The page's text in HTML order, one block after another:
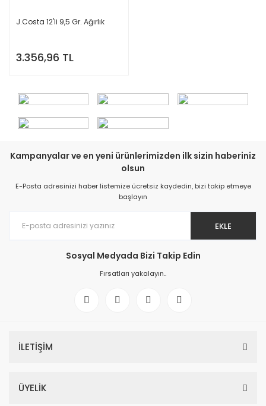
J.Costa 12'li 9,5 Gr. Ağırlık
3.356,96 TL
Kampanyalar ve en yeni ürünlerimizden ilk sizin haberiniz
olsun
E-Posta adresinizi haber listemize ücretsiz kaydedin, bizi takip etmeye
başlayın
EKLE
Sosyal Medyada Bizi Takip Edin
Fırsatları yakalayın..
İLETİŞİM
ÜYELİK